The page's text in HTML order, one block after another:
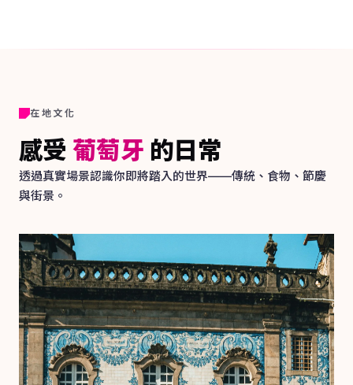
在地文化
感受葡萄牙 的日常
透過真實場景認識你即將踏入的世界——傳統、食物、節慶
與街景。